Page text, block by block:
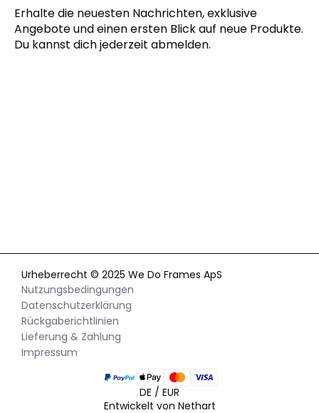
Erhalte die neuesten Nachrichten, exklusive
Angebote und einen ersten Blick auf neue Produkte.
Du kannst dich jederzeit abmelden.
Urheberrecht © 2025 We Do Frames ApS
Nutzungsbedingungen
Datenschutzerklärung
Rückgaberichtlinien
Lieferung & Zahlung
Impressum
DE / EUR
Entwickelt von Nethart